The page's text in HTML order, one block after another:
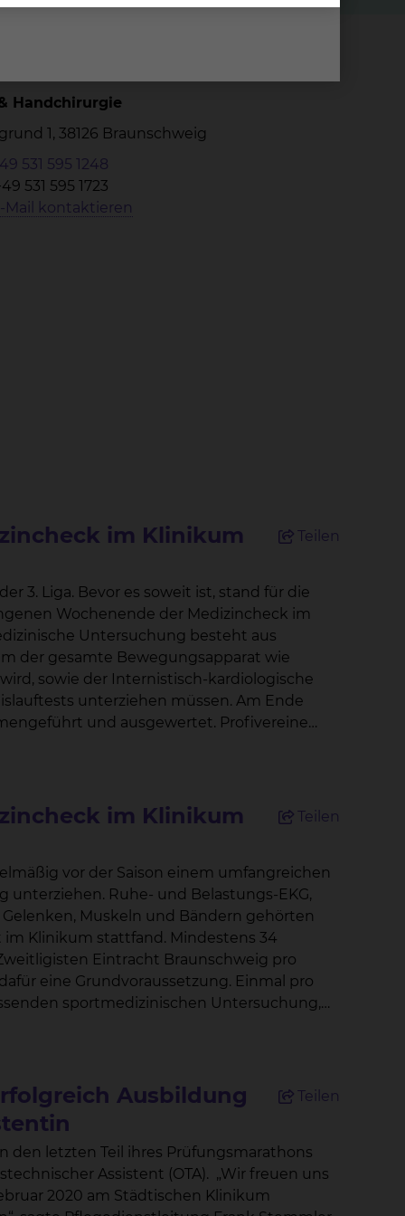
Handchirurgie
1, 38126 Braunschweig
531 595 1248
531 595 1723
Mail kontaktieren
im Klinikum
Teilen
für die
Wochenende der Medizincheck im
sowie der Internistisch-kardiologische
unterziehen müssen. Am Ende
und ausgewertet. Profivereine
Mannschaftsarzt Florian Brand, aus
Kontakt mit den
ausgeschlossen werden", sagt er.
an. „Auf dem Platz ist gerade der
Belastungs-spitzen im Rahmen der Sprints
führt Prof. Dr. Matthias
„Sicher ist sicher“ und „Vorbeugen
den die Sportmedizin im Klinikum
im Klinikum
Teilen
vor der Saison einem umfangreichen
Belastungs-EKG,
Muskeln und Bändern gehörten
stattfand. Mindestens 34
Eintracht Braunschweig pro
Grundvoraussetzung. Einmal pro
sportmedizinischen Untersuchung,
vor allem Herz- und Kreislauftests
– erst dann erhält der Spieler die
als verantwortlicher Mannschaftsarzt seit
Ausbildung
Teilen
den letzten Teil ihres Prüfungsmarathons
Assistent (OTA). „Wir freuen uns
2020 am Städtischen Klinikum